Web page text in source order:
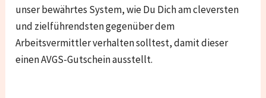
unser bewährtes System, wie Du Dich am cleversten
und zielführendsten gegenüber dem
Arbeitsvermittler verhalten solltest, damit dieser
einen AVGS-Gutschein ausstellt.